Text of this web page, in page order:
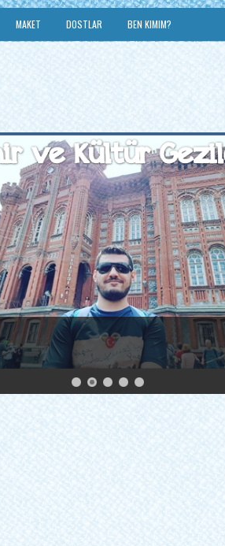
MAKET DOSTLAR BEN KIMIM?